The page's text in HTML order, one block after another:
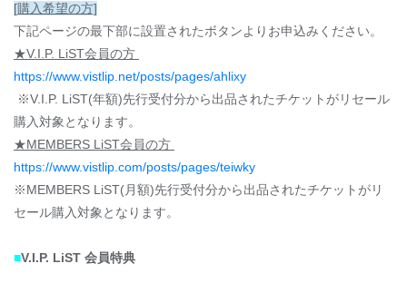
[購入希望の方]
下記ページの最下部に設置されたボタンよりお申込みください。
★V.I.P. LiST会員の方
https://www.vistlip.net/posts/pages/ahlixy
※V.I.P. LiST(年額)先行受付分から出品されたチケットがリセール
購入対象となります。
★MEMBERS LiST会員の方
https://www.vistlip.com/posts/pages/teiwky
※MEMBERS LiST(月額)先行受付分から出品されたチケットがリ
セール購入対象となります。
■V.I.P. LiST 会員特典